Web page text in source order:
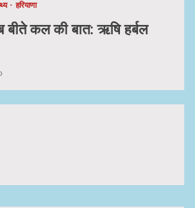
हरियाणा
कल की बात: ऋषि हर्बल